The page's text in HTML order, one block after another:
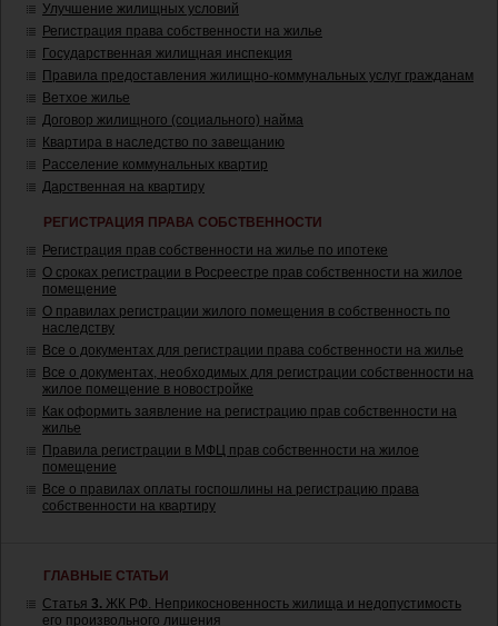
Улучшение жилищных условий
Регистрация права собственности на жилье
Государственная жилищная инспекция
Правила предоставления жилищно-коммунальных услуг гражданам
Ветхое жилье
Договор жилищного (социального) найма
Квартира в наследство по завещанию
Расселение коммунальных квартир
Дарственная на квартиру
РЕГИСТРАЦИЯ ПРАВА СОБСТВЕННОСТИ
Регистрация прав собственности на жилье по ипотеке
О сроках регистрации в Росреестре прав собственности на жилое
помещение
О правилах регистрации жилого помещения в собственность по
наследству
Все о документах для регистрации права собственности на жилье
Все о документах, необходимых для регистрации собственности на
жилое помещение в новостройке
Как оформить заявление на регистрацию прав собственности на
жилье
Правила регистрации в МФЦ прав собственности на жилое
помещение
Все о правилах оплаты госпошлины на регистрацию права
собственности на квартиру
ГЛАВНЫЕ СТАТЬИ
Статья 3. ЖК РФ. Неприкосновенность жилища и недопустимость
его произвольного лишения